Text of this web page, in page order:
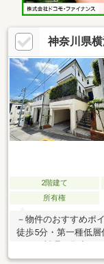
神奈川県
2階建て
所有権
－物件のおすすめポ
徒歩5分・第一種低
内随所に収納スペー